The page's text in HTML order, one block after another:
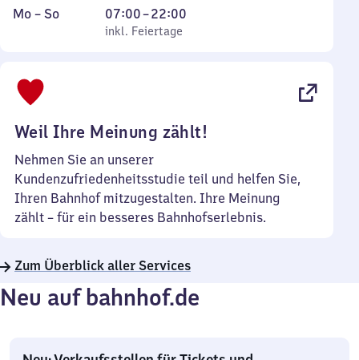
Montag
Mo – So,
inkl. Feiertage
07:00–22:00
Von
7
inkl. Feiertage
Weil Ihre Meinung zählt!
Nehmen Sie an unserer
Kundenzufriedenheitsstudie teil und helfen Sie,
Ihren Bahnhof mitzugestalten. Ihre Meinung
zählt – für ein besseres Bahnhofserlebnis.
Zum Überblick aller Services
Neu auf bahnhof.de